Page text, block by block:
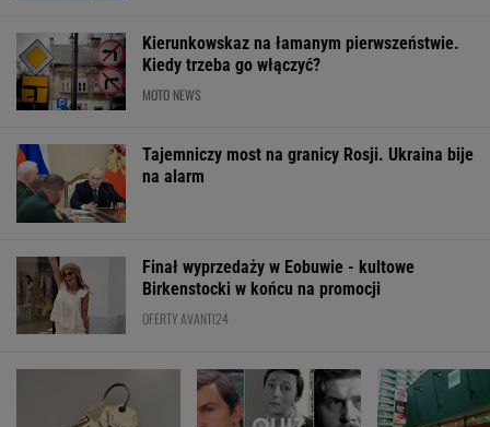
Kierunkowskaz na łamanym pierwszeństwie.
Kiedy trzeba go włączyć?
MOTO NEWS
Tajemniczy most na granicy Rosji. Ukraina bije
na alarm
Finał wyprzedaży w Eobuwie - kultowe
Birkenstocki w końcu na promocji
OFERTY AVANTI24